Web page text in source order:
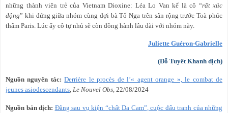
những thành viên trẻ của Vietnam Dioxine: Léa Lo Van kể là cô “rất xúc
động” khi đứng giữa nhóm cùng đợi bà Tố Nga trên sân rộng trước Toà phúc
thẩm Paris. Lúc ấy cô tự nhủ sẽ còn đồng hành lâu dài với nhóm này.
Juliette Guéron-Gabrielle
(Đỗ Tuyết Khanh dịch)
Nguồn nguyên tác: Derrière le procès de l’« agent orange », le combat de
jeunes asiodescendants Le Nouvel Obs 22/08/2024
Nguồn bản dịch: Đằng sau vụ kiện “chất Da Cam” , cuộc đấu tranh của những